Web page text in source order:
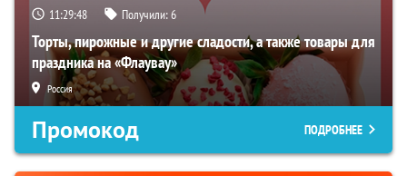
11:29:48 Получили:6
Торты, пирожные и другие сладости, а также товары для
праздника на «Флаувау»
Россия
Промокод ПОДРОБНЕЕ